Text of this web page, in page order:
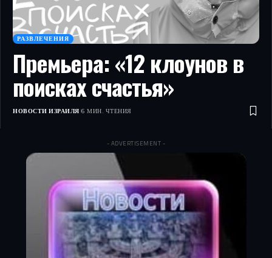
РАЗВЛЕЧЕНИЯ
Премьера: «12 клоунов в
поисках счастья»
НОВОСТИ ИЗРАИЛЯ 6 МИН. ЧТЕНИЯ
- ADVERTISEMENT -